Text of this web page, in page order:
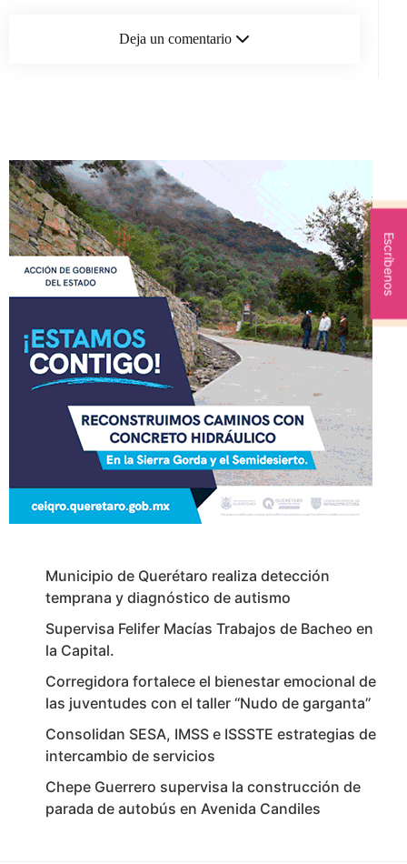
Deja un comentario
Municipio de Querétaro realiza detección
temprana y diagnóstico de autismo
Supervisa Felifer Macías Trabajos de Bacheo en
la Capital.
Corregidora fortalece el bienestar emocional de
las juventudes con el taller ‘‘Nudo de garganta’’
Consolidan SESA, IMSS e ISSSTE estrategias de
intercambio de servicios
Chepe Guerrero supervisa la construcción de
parada de autobús en Avenida Candiles
Escríbenos